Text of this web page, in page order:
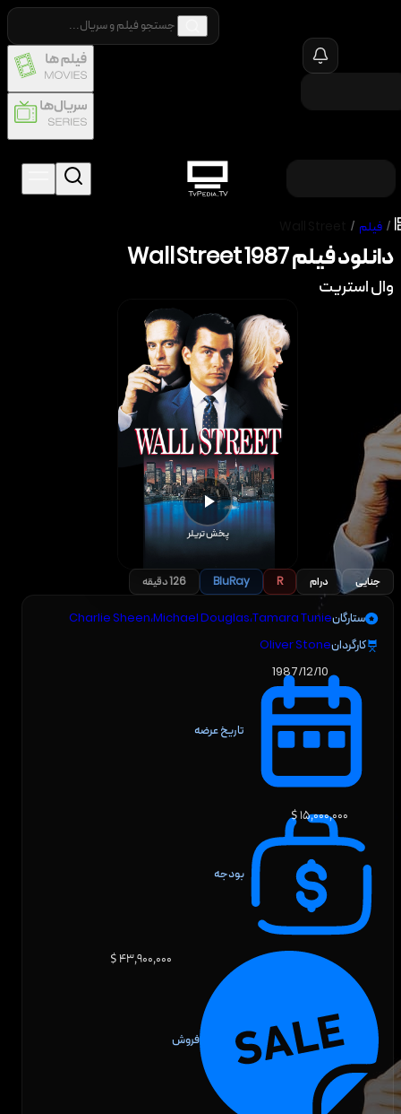
/ فیلم /
دانلود فیلم1987
Wall Street
وال استریت
پخش تریلر
جنایی درام R
BluRay 126 دقیقه
ستارگان Charlie Sheen،Michael Douglas،Tamara Tunie
کارگردانOliver Stone
تاریخ عرضه
1987/12/10
بودجه
۱۵٬۰۰۰٬۰۰۰ $
فروش
۴۳٬۹۰۰٬۰۰۰ $